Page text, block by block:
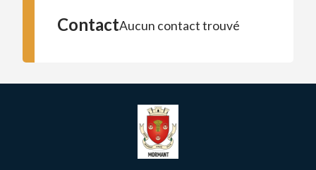
ContactAucun contact trouvé